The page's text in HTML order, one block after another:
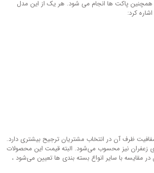
همچنین پاکت ها انجام می شود. هر یک از این مدل
کرد:
ظرف آن در انتخاب مشتریان ترجیح بیشتری دارد.
زعفران نیز محسوب می‌شود. البته قیمت این محصولات
مقایسه با سایر انواع بسته بندی ها تعیین می‌شود ،